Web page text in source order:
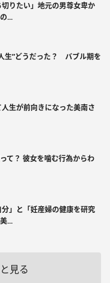
切りたい」地元の男尊女卑か
...
生”どうだった？ バブル期を
人生が前向きになった美南さ
て？ 彼女を噛む行為からわ
分」と「妊産婦の健康を研究
...
見る